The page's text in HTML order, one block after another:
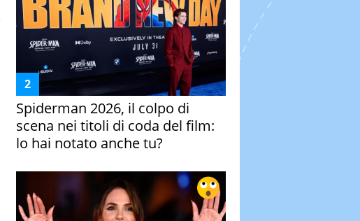
Spiderman 2026, il colpo di
scena nei titoli di coda del film:
lo hai notato anche tu?